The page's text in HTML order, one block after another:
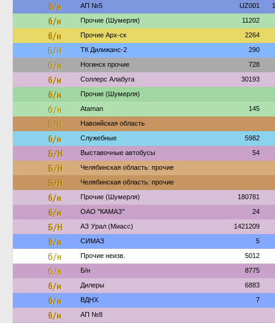
б/н АП №5 UZ001
б/н Прочие (Шумерля) 11202
б/н Прочие Арх-ск 2264
Б/Н ТК Дилижанс-2 290
б/н Ногинск прочие 728
б/н Соллерс Алабуга 30193
б/н Прочие (Шумерля)
б/н Ataman 145
Б/Н Навоийская область
б/н Служебные 5982
Б/Н Выставочные автобусы 54
Б/Н Челябинская область: прочие
Б/Н Челябинская область: прочие
б/н Прочие (Шумерля) 180781
б/н ОАО "КАМАЗ" 24
Б/Н АЗ Урал (Миасс) 1421209
б/н СИМАЗ 5
б/н Прочие неизв. 5012
б/н Б/н 8775
б/н Дилеры 6883
б/н ВДНХ 7
б/н АП №8